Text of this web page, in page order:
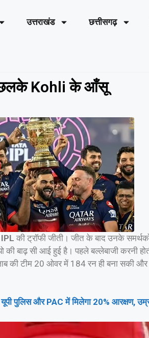
उत्तराखंड छत्तीसगढ़
छलके Kohli के आँसू
IPL की ट्रॉफी जीती। जीत के बाद उनके
की बाढ़ सी आई हुई है। पहले बल्लेबाजी करनी
की टीम 20 ओवर में 184 रन ही बना सकी और
यूपी पुलिस और PAC में मिलेगा 20% आरक्षण,